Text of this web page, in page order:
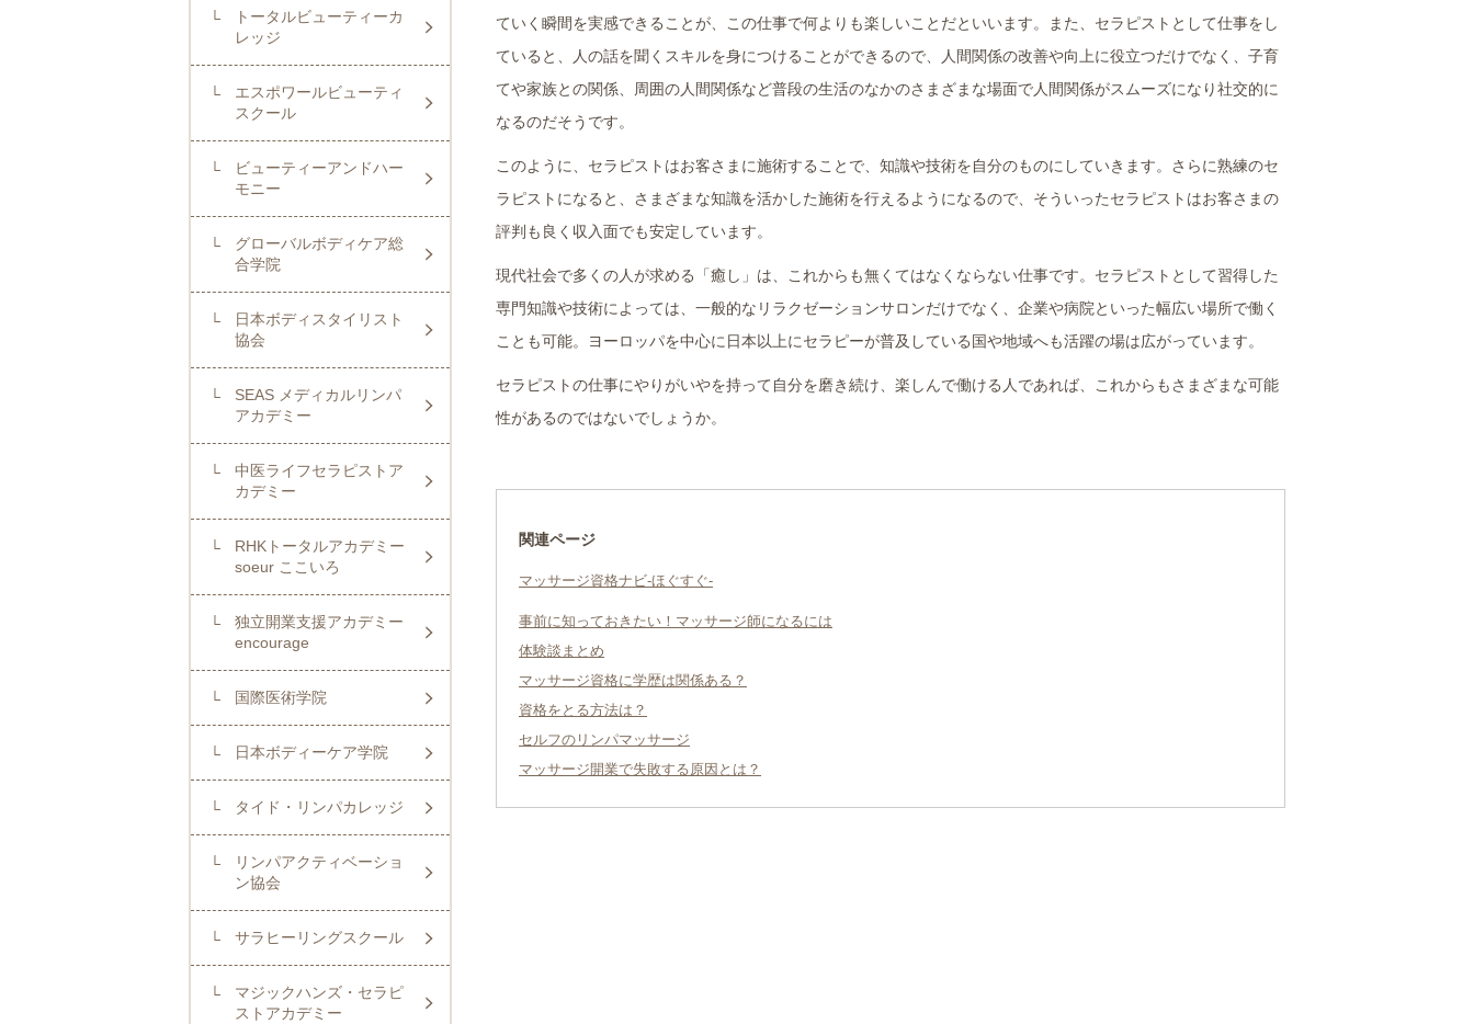
ていく瞬間を実感できることが、この仕事で何よりも楽しいことだといいます。また、セラピストとして仕事をし
ていると、人の話を聞くスキルを身につけることができるので、人間関係の改善や向上に役立つだけでなく、子育
てや家族との関係、周囲の人間関係など普段の生活のなかのさまざまな場面で人間関係がスムーズになり社交的に
なるのだそうです。
このように、セラピストはお客さまに施術することで、知識や技術を自分のものにしていきます。さらに熟練のセ
ラピストになると、さまざまな知識を活かした施術を行えるようになるので、そういったセラピストはお客さまの
評判も良く収入面でも安定しています。
現代社会で多くの人が求める「癒し」は、これからも無くてはなくならない仕事です。セラピストとして習得した
専門知識や技術によっては、一般的なリラクゼーションサロンだけでなく、企業や病院といった幅広い場所で働く
ことも可能。ヨーロッパを中心に日本以上にセラピーが普及している国や地域へも活躍の場は広がっています。
セラピストの仕事にやりがいやを持って自分を磨き続け、楽しんで働ける人であれば、これからもさまざまな可能
性があるのではないでしょうか。
関連ページ
マッサージ資格ナビ-ほぐすぐ-
事前に知っておきたい！マッサージ師になるには
体験談まとめ
マッサージ資格に学歴は関係ある？
資格をとる方法は？
セルフのリンパマッサージ
マッサージ開業で失敗する原因とは？
トータルビューティーカ
レッジ
エスポワールビューティ
スクール
ビューティーアンドハー
モニー
グローバルボディケア総
合学院
日本ボディスタイリスト
協会
SEAS メディカルリンパ
アカデミー
中医ライフセラピストア
カデミー
RHKトータルアカデミー
soeur ここいろ
独立開業支援アカデミー
encourage
国際医術学院
日本ボディーケア学院
タイド・リンパカレッジ
リンパアクティベーショ
ン協会
サラヒーリングスクール
マジックハンズ・セラピ
ストアカデミー